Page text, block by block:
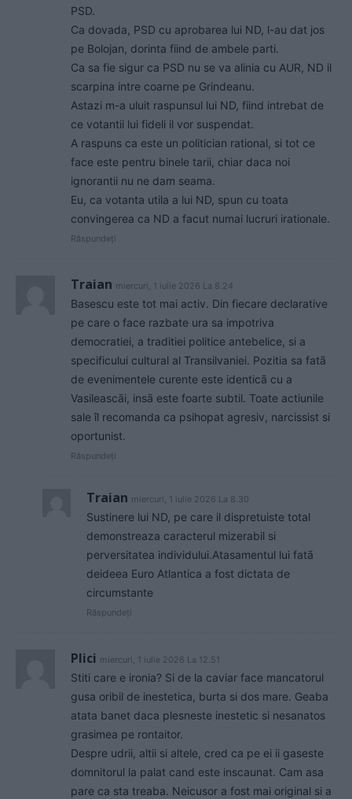
PSD.
Ca dovada, PSD cu aprobarea lui ND, l-au dat jos
pe Bolojan, dorinta fiind de ambele parti.
Ca sa fie sigur ca PSD nu se va alinia cu AUR, ND il
scarpina intre coarne pe Grindeanu.
Astazi m-a uluit raspunsul lui ND, fiind intrebat de
ce votantii lui fideli il vor suspendat.
A raspuns ca este un politician rational, si tot ce
face este pentru binele tarii, chiar daca noi
ignorantii nu ne dam seama.
Eu, ca votanta utila a lui ND, spun cu toata
convingerea ca ND a facut numai lucruri irationale.
Răspundeți
Traian miercuri, 1 iulie 2026 La 8.24
Basescu este tot mai activ. Din fiecare declarative
pe care o face razbate ura sa impotriva
democratiei, a traditiei politice antebelice, si a
specificului cultural al Transilvaniei. Pozitia sa fatā
de evenimentele curente este identicā cu a
Vasileascāi, insā este foarte subtil. Toate actiunile
sale îl recomanda ca psihopat agresiv, narcissist si
oportunist.
Răspundeți
Traian miercuri, 1 iulie 2026 La 8.30
Sustinere lui ND, pe care il dispretuiste total
demonstreaza caracterul mizerabil si
perversitatea individului.Atasamentul lui fatā
deideea Euro Atlantica a fost dictata de
circumstante
Răspundeți
Plici miercuri, 1 iulie 2026 La 12.51
Stiti care e ironia? Si de la caviar face mancatorul
gusa oribil de inestetica, burta si dos mare. Geaba
atata banet daca plesneste inestetic si nesanatos
grasimea pe rontaitor.
Despre udrii, altii si altele, cred ca pe ei ii gaseste
domnitorul la palat cand este inscaunat. Cam asa
pare ca sta treaba. Neicusor a fost mai original si a